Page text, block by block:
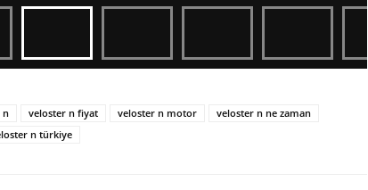
n veloster n fiyat veloster n motor
veloster n ne zaman
n türkiye